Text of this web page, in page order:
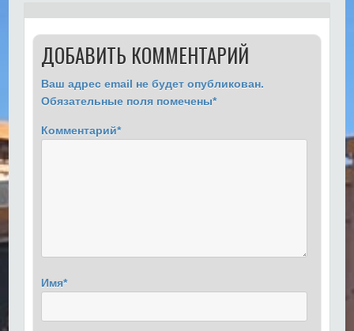
ДОБАВИТЬ КОММЕНТАРИЙ
Ваш адрес email не будет опубликован.
Обязательные поля помечены*
Комментарий*
Имя*